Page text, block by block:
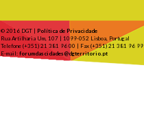
© 2016 DGT | Política de Privacidade
Rua Artilharia Um, 107 | 1099-052 Lisboa, Portugal
Telefone (+351) 21 381 96 00 | Fax (+351) 21 381 96 99
E-mail: forumdascidades@dgterritorio.pt